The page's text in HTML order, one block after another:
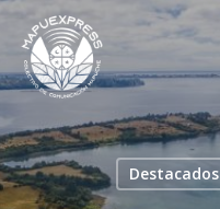
Skip
main
content
Destacados